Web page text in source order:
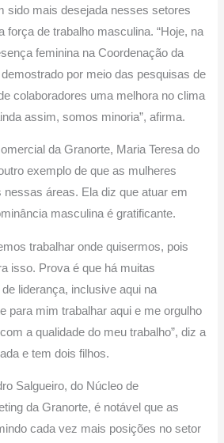
sido mais desejada nesses setores
força de trabalho masculina. “Hoje, na
feminina na Coordenação da
por meio das pesquisas de
colaboradores uma melhora no clima
assim, somos minoria”, afirma.
da Granorte, Maria Teresa do
exemplo de que as mulheres
nessas áreas. Ela diz que atuar em
masculina é gratificante.
trabalhar onde quisermos, pois
isso. Prova é que há muitas
liderança, inclusive aqui na
para mim trabalhar aqui e me orgulho
a qualidade do meu trabalho”, diz a
e tem dois filhos.
Salgueiro, do Núcleo de
da Granorte, é notável que as
cada vez mais posições no setor